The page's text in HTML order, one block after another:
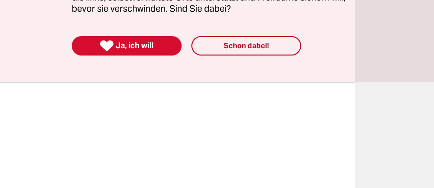
Spielen hingelegt und zu Hause immer noch keinen Sieg
bevor sie verschwinden. Sind Sie dabei?
 Ja, ich will Schon dabei!